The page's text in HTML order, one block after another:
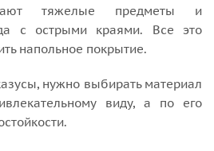
тяжелые предметы и
с острыми краями. Все это
напольное покрытие.
нужно выбирать материал
виду, а по его